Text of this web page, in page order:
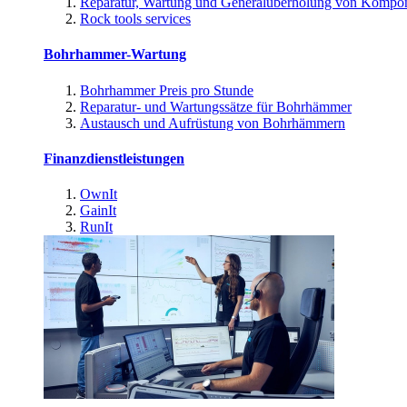
Rock tools services
Bohrhammer-Wartung
Bohrhammer Preis pro Stunde
Reparatur- und Wartungssätze für Bohrhämmer
Austausch und Aufrüstung von Bohrhämmern
Finanzdienstleistungen
OwnIt
GainIt
RunIt